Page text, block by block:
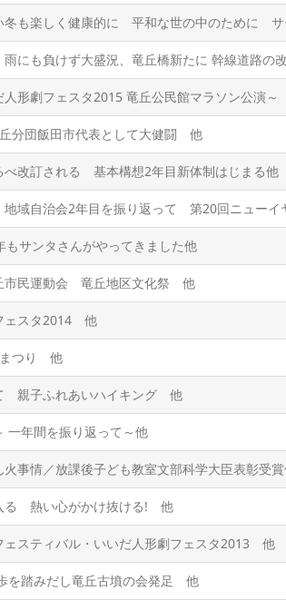
も楽しく健康的に 平和な世の中のために
にも負けず大盛況、竜丘橋新たに 幹線道路
人形劇フェスタ2015 竜丘公民館マラソン公演
分団飯田市代表として大健闘 他
べ改訂される 基本構想2年目新体制はじまる他
域自治会2年目を振り返って 第20回ニューイ
サンタさんがやってきました他
市民運動会 竜丘地区文化祭 他
ェスタ2014 他
つり 他
親子ふれあいハイキング 他
一年間を振り返って～他
事情／放課後子ども教室文部科学大臣表彰受
る 熱い心がかけ抜ける! 他
スティバル・いいだ人形劇フェスタ2013 他
を踏みだし竜丘古墳の会発足 他